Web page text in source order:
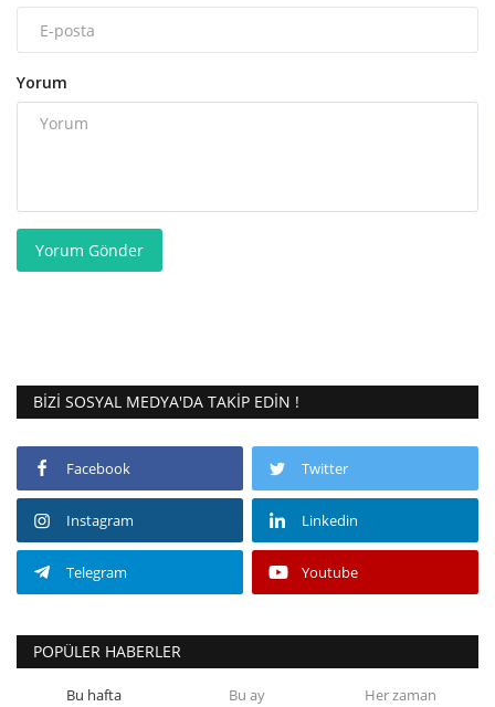
Yorum
Yorum Gönder
BIZI SOSYAL MEDYA'DA TAKIP EDIN !
Facebook Twitter
Instagram Linkedin
Telegram Youtube
POPÜLER HABERLER
Bu hafta Bu ay Her zaman